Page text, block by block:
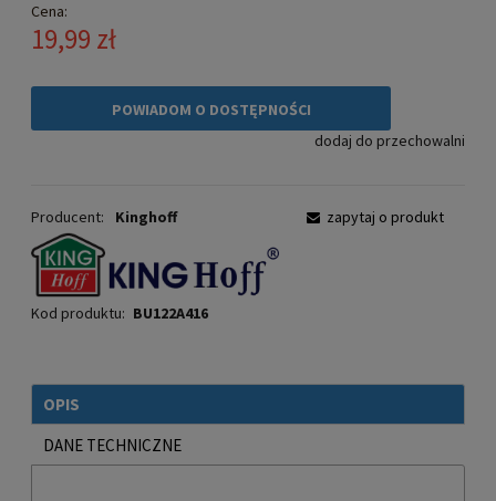
Cena:
19,99 zł
POWIADOM O DOSTĘPNOŚCI
dodaj do przechowalni
Producent: Kinghoff
Kod produktu: BU122A416
zapytaj o produkt
OPIS
DANE TECHNICZNE